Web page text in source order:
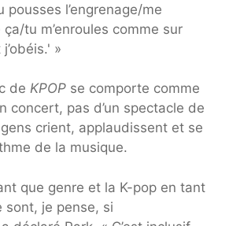
pousses l’engrenage/me
tu m’enroules comme sur
»
de KPOP se comporte comme
concert, pas d’un spectacle de
crient, applaudissent et se
de la musique.
que genre et la K-pop en tant
sont, je pense, si